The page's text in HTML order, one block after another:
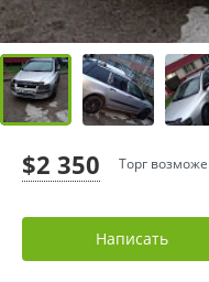
$2 350 Торг
Написать